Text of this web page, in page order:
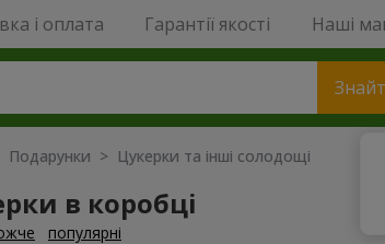
і оплата Гарантії якості Наші
Подарунки > Цукерки та інші солодощі
в коробці
популярні